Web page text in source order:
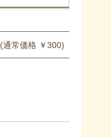
(通常価格 ￥300)